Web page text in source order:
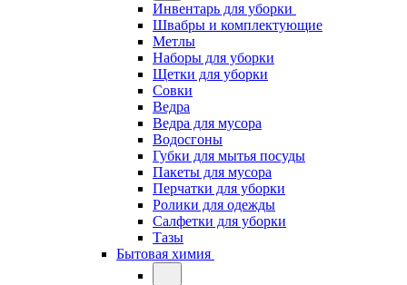
Инвентарь для уборки
Швабры и комплектующие
Метлы
Наборы для уборки
Щетки для уборки
Совки
Ведра
Ведра для мусора
Водосгоны
Губки для мытья посуды
Пакеты для мусора
Перчатки для уборки
Ролики для одежды
Салфетки для уборки
Тазы
Бытовая химия